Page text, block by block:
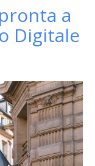
a
Digitale